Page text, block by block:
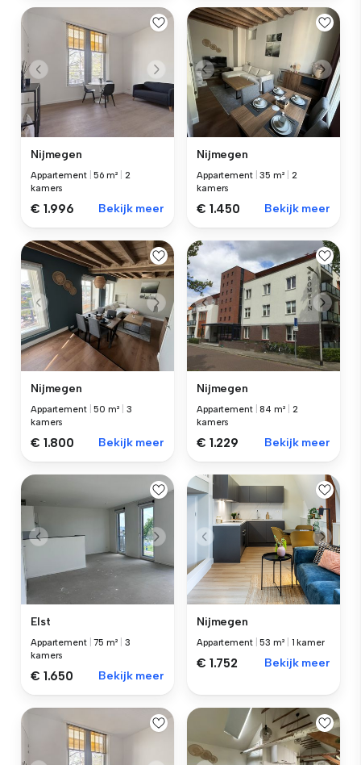
Nijmegen
Appartement |56 m²
2
kamers
€ 1.996 Bekijk meer
Nijmegen
Appartement |35 m²
2
kamers
€ 1.450 Bekijk meer
Nijmegen
Appartement |50 m²
3
kamers
€ 1.800 Bekijk meer
Nijmegen
Appartement |84 m²
2
kamers
€ 1.229 Bekijk meer
Elst
Appartement |75 m²
3
kamers
€ 1.650 Bekijk meer
Nijmegen
Appartement |53 m² 1 kamer
€ 1.752 Bekijk meer